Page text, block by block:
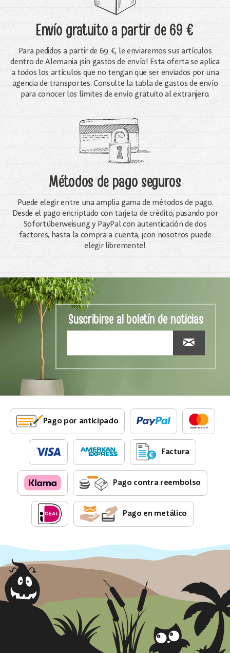
Envío gratuitoa partir de 69 €
Para pedidos a partir de 69 €, le enviaremos sus artículos
dentro de Alemania ¡sin gastos de envío! Esta oferta se aplica
a todos los artículos que no tengan que ser enviados por una
agencia de transportes. Consulte la tabla de gastos de envío
para conocer los límites de envío gratuito al extranjero.
Métodos de pago seguros
Puede elegir entre una amplia gama de métodos de pago.
Desde el pago encriptado con tarjeta de crédito, pasando por
Sofortüberweisung y PayPal con autenticación de dos
factores, hasta la compra a cuenta, ¡con nosotros puede
elegir libremente!
Suscribirse al boletín de noticias
Pago por anticipado
Factura
Pago contra reembolso
Pago en metálico